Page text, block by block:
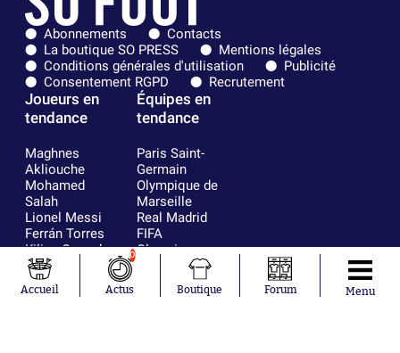
Abonnements
Contacts
La boutique SO PRESS
Mentions légales
Conditions générales d'utilisation
Publicité
Consentement RGPD
Recrutement
Joueurs en
tendance
Maghnes
Akliouche
Mohamed
Salah
Lionel Messi
Ferrán Torres
Kilian Corredor
Franco
Mastantuono
Orel Mangala
Équipes en
tendance
Paris Saint-
Germain
Olympique de
Marseille
Real Madrid
FIFA
Olympique
AS Monaco
FC Barcelone
Accueil
0
Actus Boutique Forum Menu